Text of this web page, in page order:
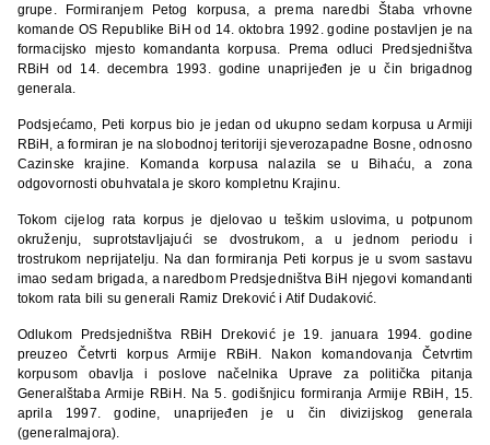
grupe. Formiranjem Petog korpusa, a prema naredbi Štaba vrhovne
komande OS Republike BiH od 14. oktobra 1992. godine postavljen je na
formacijsko mjesto komandanta korpusa. Prema odluci Predsjedništva
RBiH od 14. decembra 1993. godine unaprijeđen je u čin brigadnog
generala.
Podsjećamo, Peti korpus bio je jedan od ukupno sedam korpusa u Armiji
RBiH, a formiran je na slobodnoj teritoriji sjeverozapadne Bosne, odnosno
Cazinske krajine. Komanda korpusa nalazila se u Bihaću, a zona
odgovornosti obuhvatala je skoro kompletnu Krajinu.
Tokom cijelog rata korpus je djelovao u teškim uslovima, u potpunom
okruženju, suprotstavljajući se dvostrukom, a u jednom periodu i
trostrukom neprijatelju. Na dan formiranja Peti korpus je u svom sastavu
imao sedam brigada, a naredbom Predsjedništva BiH njegovi komandanti
tokom rata bili su generali Ramiz Dreković i Atif Dudaković.
Odlukom Predsjedništva RBiH Dreković je 19. januara 1994. godine
preuzeo Četvrti korpus Armije RBiH. Nakon komandovanja Četvrtim
korpusom obavlja i poslove načelnika Uprave za politička pitanja
Generalštaba Armije RBiH. Na 5. godišnjicu formiranja Armije RBiH, 15.
aprila 1997. godine, unaprijeđen je u čin divizijskog generala
(generalmajora).